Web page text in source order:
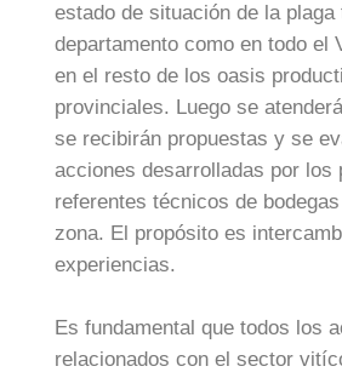
estado de situación de la plaga
departamento como en todo el
en el resto de los oasis
provinciales. Luego se
se recibirán propuestas y se
acciones desarrolladas por los
referentes técnicos de
zona. El propósito es
experiencias.
Es fundamental que todos los
relacionados con el sector